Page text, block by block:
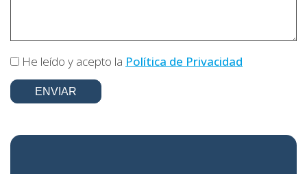
He leído y acepto la Política de Privacidad